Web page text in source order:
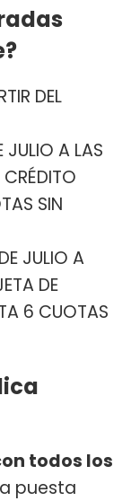
DEL
JULIO A LAS
SIN
JULIO A
DE
6 CUOTAS
todos los
puesta